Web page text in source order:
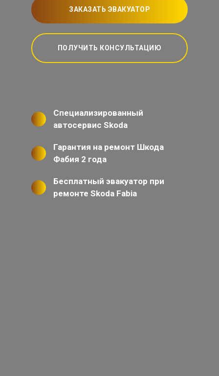
ЗАКАЗАТЬ ЭВАКУАТОР
ПОЛУЧИТЬ КОНСУЛЬТАЦИЮ
Специализированный
автосервис Skoda
Гарантия на ремонт Шкода
Фабия 2 года
Бесплатный эвакуатор при
ремонте Skoda Fabia